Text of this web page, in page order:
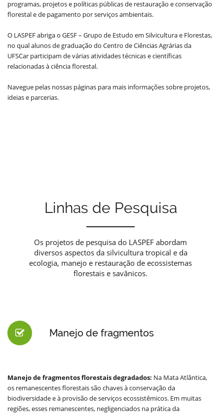
programas, projetos e políticas públicas de restauração e conservação
florestal e de pagamento por serviços ambientais.
O LASPEF abriga o GESF – Grupo de Estudo em Silvicultura e Florestas,
no qual alunos de graduação do Centro de Ciências Agrárias da
UFSCar participam de várias atividades técnicas e científicas
relacionadas à ciência florestal.
Navegue pelas nossas páginas para mais informações sobre projetos,
ideias e parcerias.
Linhas de Pesquisa
Os projetos de pesquisa do LASPEF abordam
diversos aspectos da silvicultura tropical e da
ecologia, manejo e restauração de ecossistemas
florestais e savânicos.
Manejo de fragmentos
Manejo de fragmentos florestais degradados: Na Mata Atlântica,
os remanescentes florestais são chaves à conservação da
biodiversidade e à provisão de serviços ecossistêmicos. Em muitas
regiões, esses remanescentes, negligenciados na prática da